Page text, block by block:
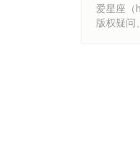
爱星座（
版权疑问